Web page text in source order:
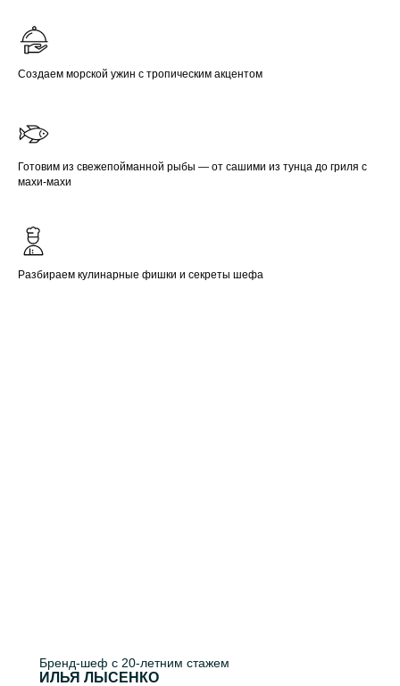
Создаем морской ужин с тропическим акцентом
Готовим из свежепойманной рыбы — от сашими из тунца до гриля с
махи-махи
Разбираем кулинарные фишки и секреты шефа
ИЛЬЯ ЛЫСЕНКО
Бренд-шеф с 20-летним стажем